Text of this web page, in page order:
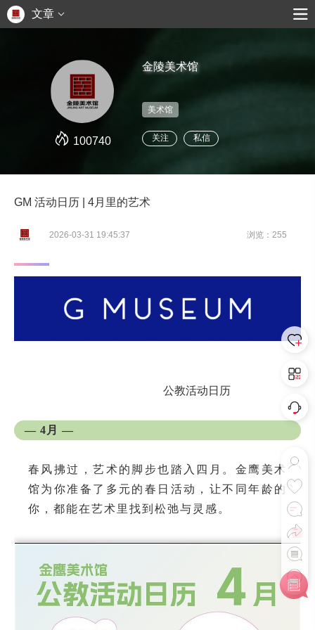
文章
100740
金陵美术馆
美术馆
关注 私信
GM 活动日历 | 4月里的艺术
2026-03-31 19:45:37 浏览：255
公教活动日历
— 4月 —
春风拂过，艺术的脚步也踏入四月。金鹰美术
馆为你准备了多元的春日活动，让不同年龄的
你，都能在艺术里找到松弛与灵感。